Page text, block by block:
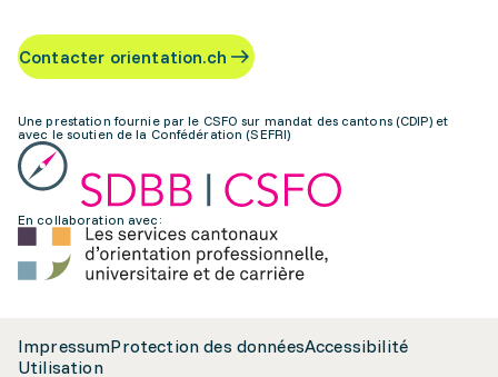
Contacter orientation.ch
Une prestation fournie par le CSFO sur mandat des cantons (CDIP) et
avec le soutien de la Confédération (SEFRI)
En collaboration avec:
ImpressumProtection des donnéesAccessibilité
Utilisation